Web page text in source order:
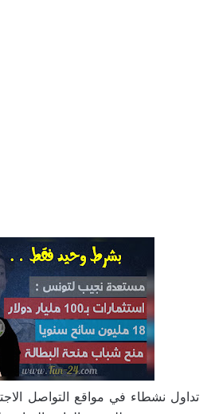
تداول نشطاء في مواقع التواصل